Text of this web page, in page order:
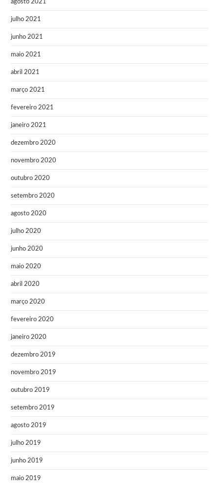
agosto 2021
julho 2021
junho 2021
maio 2021
abril 2021
março 2021
fevereiro 2021
janeiro 2021
dezembro 2020
novembro 2020
outubro 2020
setembro 2020
agosto 2020
julho 2020
junho 2020
maio 2020
abril 2020
março 2020
fevereiro 2020
janeiro 2020
dezembro 2019
novembro 2019
outubro 2019
setembro 2019
agosto 2019
julho 2019
junho 2019
maio 2019